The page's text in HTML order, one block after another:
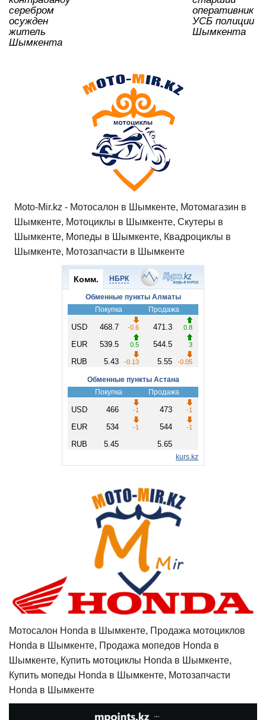
серебром
осужден
житель
Шымкента
оперативник
УСБ полиции
Шымкента
Moto-Mir.kz - Мотосалон в Шымкенте, Мотомагазин в
Шымкенте, Мотоциклы в Шымкенте, Скутеры в
Шымкенте, Мопеды в Шымкенте, Квадроциклы в
Шымкенте, Мотозапчасти в Шымкенте
Мотосалон Honda в Шымкенте, Продажа мотоциклов
Honda в Шымкенте, Продажа мопедов Honda в
Шымкенте, Купить мотоциклы Honda в Шымкенте,
Купить мопеды Honda в Шымкенте, Мотозапчасти
Honda в Шымкенте